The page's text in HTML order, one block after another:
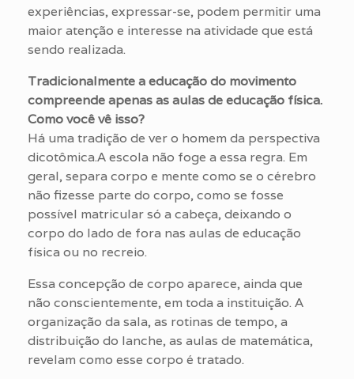
experiências, expressar-se, podem permitir uma
maior atenção e interesse na atividade que está
sendo realizada.
Tradicionalmente a educação do movimento
compreende apenas as aulas de educação física.
Como você vê isso?
Há uma tradição de ver o homem da perspectiva
dicotômica.A escola não foge a essa regra. Em
geral, separa corpo e mente como se o cérebro
não fizesse parte do corpo, como se fosse
possível matricular só a cabeça, deixando o
corpo do lado de fora nas aulas de educação
física ou no recreio.
Essa concepção de corpo aparece, ainda que
não conscientemente, em toda a instituição. A
organização da sala, as rotinas de tempo, a
distribuição do lanche, as aulas de matemática,
revelam como esse corpo é tratado.